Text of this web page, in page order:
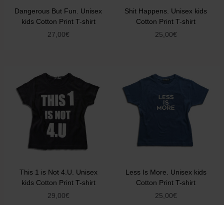
Dangerous But Fun. Unisex
kids Cotton Print T-shirt
27,00€
Shit Happens. Unisex kids
Cotton Print T-shirt
25,00€
This 1 is Not 4.U. Unisex
kids Cotton Print T-shirt
29,00€
Less Is More. Unisex kids
Cotton Print T-shirt
25,00€